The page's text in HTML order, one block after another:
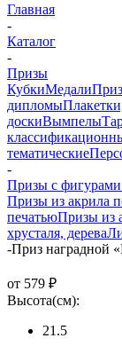
Главная
-
Каталог
-
Призы
КубкиМедали
дипломы
доскиВымпелы
тематические
-
Призы с
Призы из акрила
печатьюПризы из
хрусталя, дерева
-Приз наградной
от 579 ₽
Высота(см):
21.5